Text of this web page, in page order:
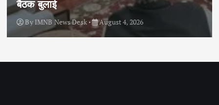
बैठक बुलाई
ByIMNB News Desk August 4, 2026